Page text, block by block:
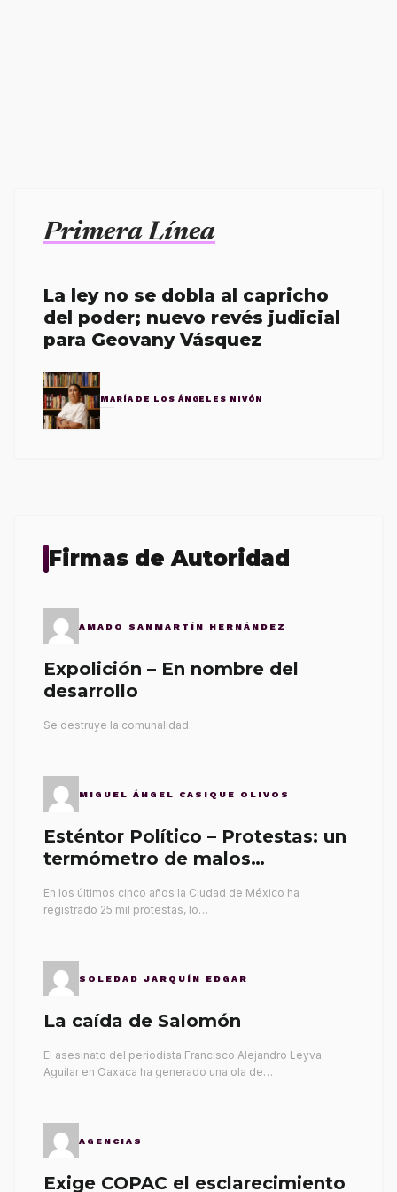
Primera Línea
La ley no se dobla al capricho
del poder; nuevo revés judicial
para Geovany Vásquez
MARÍA DE LOS ÁNGELES NIVÓN
Firmas de Autoridad
AMADO SANMARTÍN HERNÁNDEZ
Expolición – En nombre del
desarrollo
Se destruye la comunalidad
MIGUEL ÁNGEL CASIQUE OLIVOS
Esténtor Político – Protestas: un
termómetro de malos
En los últimos cinco años la Ciudad de México ha
registrado 25 mil protestas, lo…
SOLEDAD JARQUÍN EDGAR
La caída de Salomón
El asesinato del periodista Francisco Alejandro Leyva
Aguilar en Oaxaca ha generado una ola de…
AGENCIAS
Exige COPAC el esclarecimiento